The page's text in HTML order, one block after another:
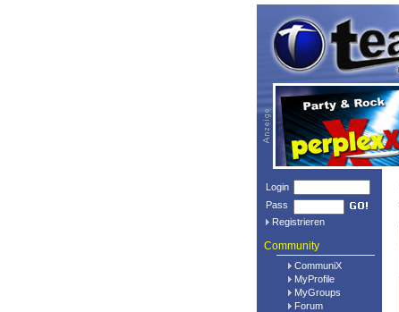
Login
Pass
Registrieren
Community
CommuniX
MyProfile
MyGroups
Forum